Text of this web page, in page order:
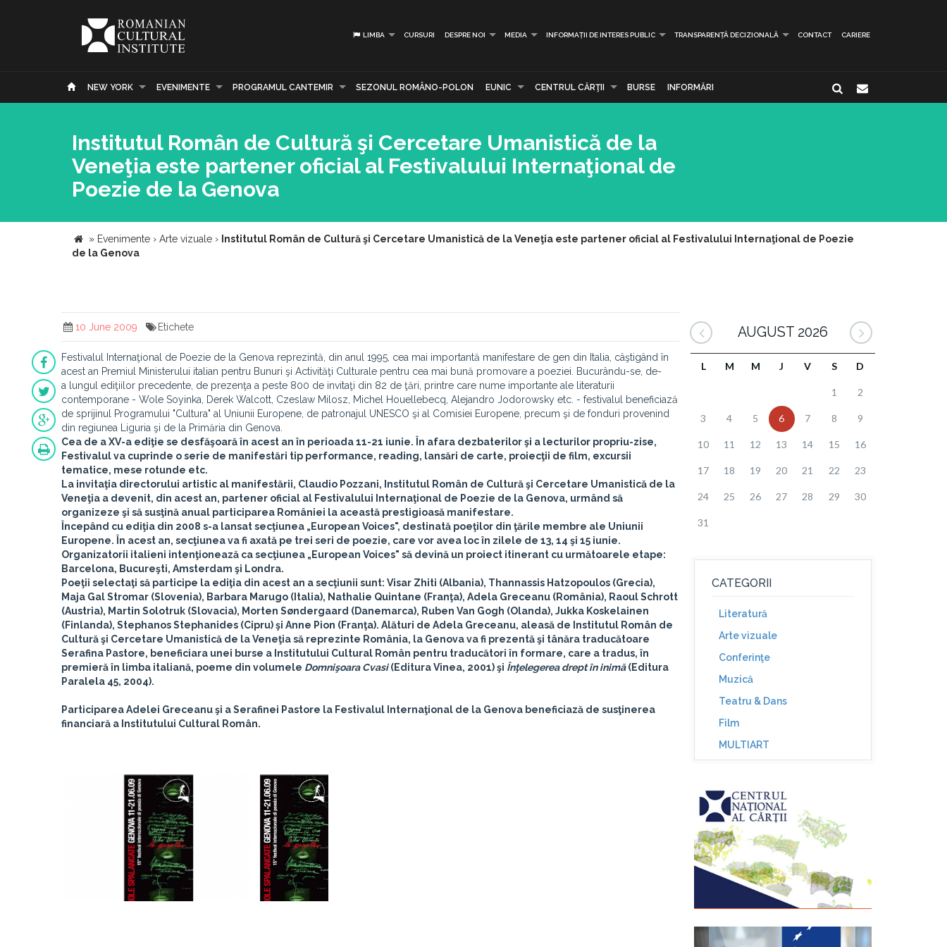
LIMBA CURSURI DESPRE NOI MEDIA INFORMAȚII DE INTERES PUBLIC TRANSPARENȚĂ DECIZIONALĂ CONTACT CARIERE
NEW YORK EVENIMENTE PROGRAMUL CANTEMIR SEZONUL ROMÂNO-POLON EUNIC CENTRUL CĂRŢII BURSE INFORMĂRI
Institutul Român de Cultură şi Cercetare Umanistică de la
Veneţia este partener oficial al Festivalului Internaţional de
Poezie de la Genova
» Evenimente › Arte vizuale › Institutul Român de Cultură şi Cercetare Umanistică de la Veneţia este partener oficial al Festivalului Internaţional de Poezie
de la Genova
10 June 2009 Etichete
Festivalul Internaţional de Poezie de la Genova reprezintă, din anul 1995, cea mai importantă manifestare de gen din Italia, câştigând în
acest an Premiul Ministerului italian pentru Bunuri şi Activităţi Culturale pentru cea mai bună promovare a poeziei. Bucurându-se, de-
a lungul ediţiilor precedente, de prezenţa a peste 800 de invitaţi din 82 de ţări, printre care nume importante ale literaturii
contemporane - Wole Soyinka, Derek Walcott, Czeslaw Milosz, Michel Houellebecq, Alejandro Jodorowsky etc. - festivalul beneficiază
de sprijinul Programului "Cultura" al Uniunii Europene, de patronajul UNESCO şi al Comisiei Europene, precum şi de fonduri provenind
din regiunea Liguria şi de la Primăria din Genova.
Cea de a XV-a ediţie se desfăşoară în acest an în perioada11-21 iunie. În afara dezbaterilor şi a lecturilor propriu-zise,
Festivalul va cuprinde o serie de manifestări tip performance, reading, lansări de carte, proiecţii de film, excursii
tematice, mese rotunde etc.
La invitaţia directorului artistic al manifestării, Claudio Pozzani, Institutul Român de Cultură şi Cercetare Umanistică de la
Veneţia a devenit, din acest an, partener oficial al Festivalului Internaţional de Poezie de la Genova, urmând să
organizeze şi să susţină anual participarea României la această prestigioasă manifestare.
Începând cu ediţia din 2008 s-a lansat secţiunea „European Voices", destinată poeţilor din ţările membre ale Uniunii
Europene. În acest an, secţiunea va fi axată pe trei seri de poezie, care vor avea loc în zilele de 13, 14 şi 15 iunie.
Organizatorii italieni intenţionează ca secţiunea „European Voices" să devină un proiect itinerant cu următoarele etape:
Barcelona, Bucureşti, Amsterdam şi Londra.
Poeţii selectaţi să participe la ediţia din acest an a secţiunii sunt: Visar Zhiti (Albania), Thannassis Hatzopoulos (Grecia),
Maja Gal Stromar (Slovenia), Barbara Marugo (Italia), Nathalie Quintane (Franţa), Adela Greceanu (România), Raoul Schrott
(Austria), Martin Solotruk (Slovacia), Morten Søndergaard (Danemarca), Ruben Van Gogh (Olanda), Jukka Koskelainen
(Finlanda), Stephanos Stephanides (Cipru) şi Anne Pion (Franţa). Alături de Adela Greceanu, aleasă de Institutul Român de
Cultură şi Cercetare Umanistică de la Veneţia să reprezinte România, la Genova va fi prezentă şi tânăra traducătoare
Serafina Pastore, beneficiara unei burse a Institutului Cultural Român pentru traducători în formare, care a tradus, în
premieră în limba italiană, poeme din volumele Domnişoara Cvasi(Editura Vinea, 2001) şi Înţelegerea drept în inimă(Editura
Paralela 45, 2004).
Participarea Adelei Greceanu şi a Serafinei Pastore la Festivalul Internaţional de la Genova beneficiază de susţinerea
financiară a Institutului Cultural Român.
AUGUST 2026
L M M J V S D
1 2
3 4 5 6 7 8 9
10 11 12 13 14 15 16
17 18 19 20 21 22 23
24 25 26 27 28 29 30
31
CATEGORII
Literatură
Arte vizuale
Conferinţe
Muzică
Teatru & Dans
Film
MULTIART